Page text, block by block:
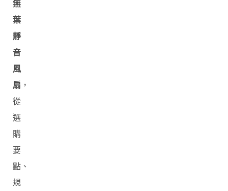
無
葉
靜
音
風
扇 ，
從
選
購
要
點、
規